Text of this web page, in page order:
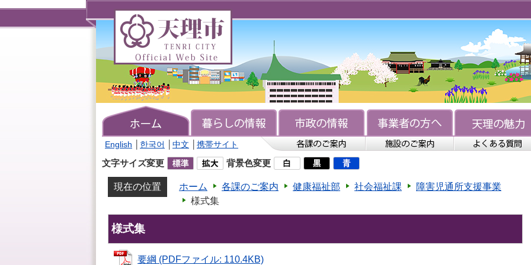
理
TENRI
Official
Site
English 한국어 中文 携帯サイト
文字サイズ変更 背景色変更
現在の位置 ホーム 各課のご案内 健康福祉部 社会福祉課
障害児通所支援事業
様式集
様式集
要綱 (PDFファイル: 110.4KB)